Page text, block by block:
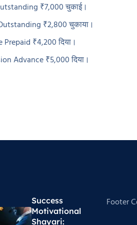
₹7,000 चुकाई।
₹2,800 चुकाया।
Prepaid ₹4,200 दिया।
Advance ₹5,000 दिया।
Success
Motivational
Shayari​:
Footer